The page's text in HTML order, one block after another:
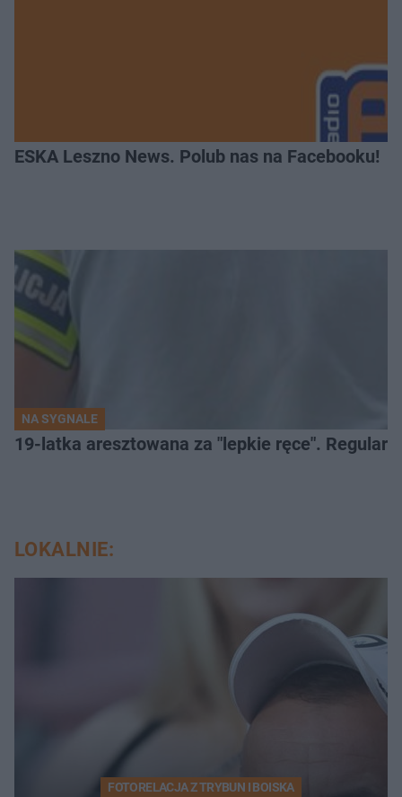
ESKA Leszno News. Polub nas na Facebooku!
NA SYGNALE
19-latka aresztowana za "lepkie ręce".
LOKALNIE:
FOTORELACJA Z TRYBUN I BOISKA